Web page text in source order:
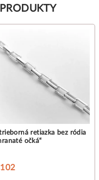
retiazka bez ródia
očká“